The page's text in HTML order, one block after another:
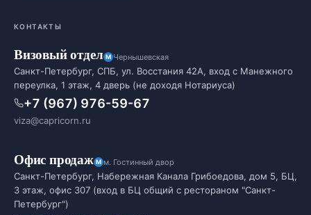
КОНТАКТЫ
Визовый отдел Чернышевская
Санкт-Петербург, СПБ, ул. Восстания 42А, вход с Манежного
переулка, 1 этаж, 4 дверь (не доходя Нотариуса)
+7 (967) 976-59-67
viza@capricorn.ru
Офис продаж м. Гостинный двор
Санкт-Петербург, Набережная Канала Грибоедова, дом 5, БЦ,
3 этаж, офис 307 (вход в БЦ общий с рестораном "Санкт-
Петербург")